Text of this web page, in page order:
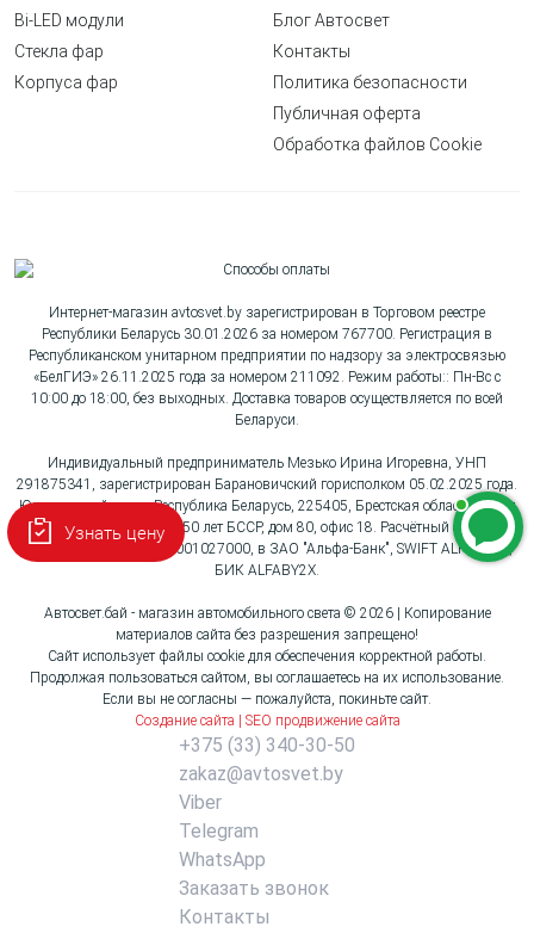
Bi-LED модули
Стекла фар
Корпуса фар
Блог Автосвет
Контакты
Политика безопасности
Публичная оферта
Обработка файлов Cookie
Интернет-магазин avtosvet.by зарегистрирован в Торговом реестре
Республики Беларусь 30.01.2026 за номером 767700. Регистрация в
Республиканском унитарном предприятии по надзору за электросвязью
«БелГИЭ» 26.11.2025 года за номером 211092. Режим работы:: Пн-Вс с
10:00 до 18:00, без выходных. Доставка товаров осуществляется по всей
Беларуси.
Индивидуальный предприниматель Мезько Ирина Игоревна, УНП
291875341, зарегистрирован Барановичский горисполком 05.02.2025 года.
Юридический адрес: Республика Беларусь, 225405, Брестская область, город
Барановичи, улица 50 лет БССР, дом 80, офис 18. Расчётный счёт:
BY96ALFA30132G3621001027000, в ЗАО "Альфа-Банк", SWIFT ALFABY2X,
БИК ALFABY2X.
Автосвет.бай - магазин автомобильного света © 2026 | Копирование
материалов сайта без разрешения запрещено!
Сайт использует файлы cookie для обеспечения корректной работы.
Продолжая пользоваться сайтом, вы соглашаетесь на их использование.
Если вы не согласны — пожалуйста, покиньте сайт.
Создание сайта | SEO продвижение сайта
+375 (33) 340-30-50
zakaz@avtosvet.by
Viber
Telegram
WhatsApp
Заказать звонок
Контакты
Узнать цену